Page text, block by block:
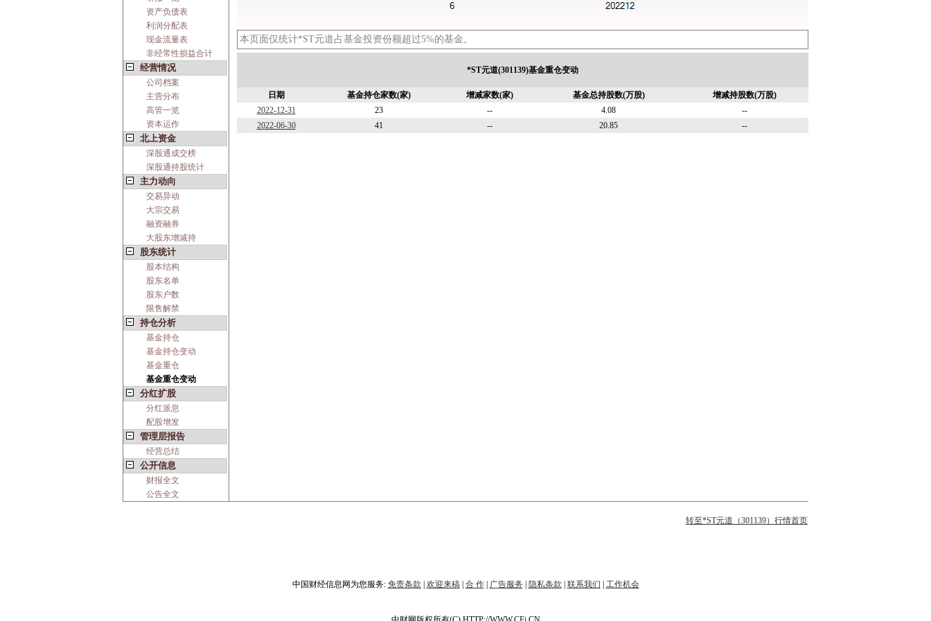
资产负债表
利润分配表
现金流量表
非经常性损益合计
经营情况
公司档案
主营分布
高管一览
资本运作
北上资金
深股通成交榜
深股通持股统计
主力动向
交易异动
大宗交易
融资融券
大股东增减持
股东统计
股本结构
股东名单
股东户数
限售解禁
持仓分析
基金持仓
基金持仓变动
基金重仓
基金重仓变动
分红扩股
分红派息
配股增发
管理层报告
经营总结
公开信息
财报全文
公告全文
本页面仅统计*ST元道占基金投资份额超过5%的基金。
*ST元道(301139)基金重仓变动
日期 基金持仓家数(家) 增减家数(家) 基金总持股数(万股)
增减持股数(万股)
2022-12-31
23 -- 4.08
--
2022-06-30
41 -- 20.85 --
转至*ST元道（301139）行情首页
中国财经信息网为您服务: 免责条款 欢迎来稿| 合 作| 广告服务 隐私条款 联系我们 工作机会